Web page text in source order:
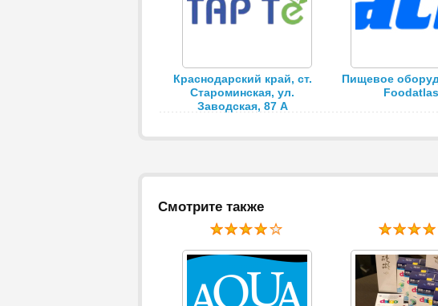
Краснодарский край, ст.
Староминская, ул.
Заводская, 87 А
Пищевое
Foodatlas
Смотрите также